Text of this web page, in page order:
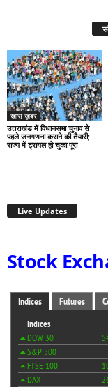
खास ख़बर
उत्तराखंड में विधानसभा चुनाव से
पहले जनगणना कराने की तैयारी;
राज्य में ट्रायल हो चुका पूरा
Live Updates
Stock